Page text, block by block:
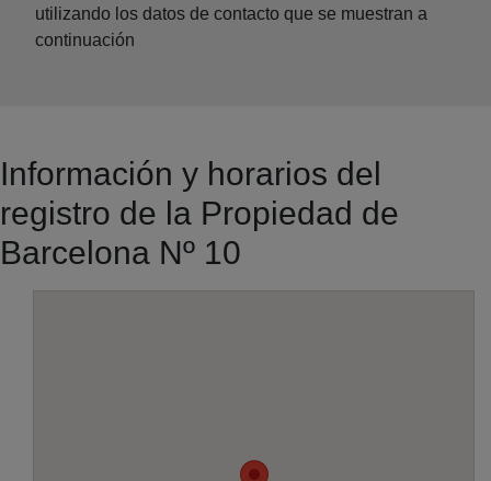
utilizando los datos de contacto que se muestran a
continuación
Información y horarios del
registro de la Propiedad de
Barcelona Nº 10